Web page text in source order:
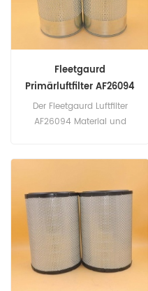
Fleetgaurd
Primärluftfilter AF26094
Der Fleetgaurd Luftfilter
AF26094 Material und
Fleetgaurd